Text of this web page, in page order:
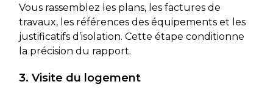
Vous rassemblez les plans, les factures de
travaux, les références des équipements et les
justificatifs d’isolation. Cette étape conditionne
la précision du rapport.
3. Visite du logement